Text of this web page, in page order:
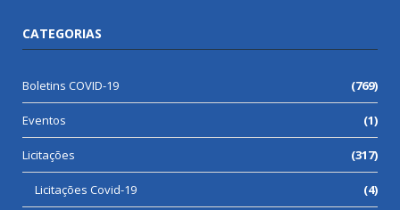
CATEGORIAS
Boletins COVID-19 (769)
Eventos (1)
Licitações (317)
Licitações Covid-19 (4)